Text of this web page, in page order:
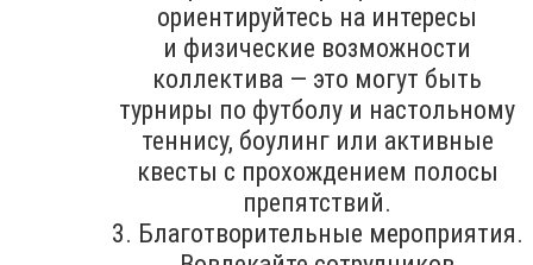
ориентируйтесь на интересы
и физические возможности
коллектива — это могут быть
турниры по футболу и настольному
теннису, боулинг или активные
квесты с прохождением полосы
препятствий.
3. Благотворительные мероприятия.